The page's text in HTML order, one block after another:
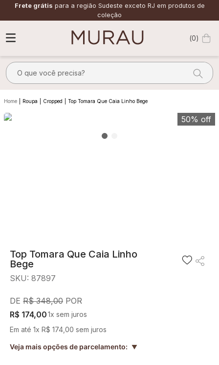
Frete grátis para a região Sudeste exceto RJ em produtos de
coleção
0
O que você precisa?
Roupa Cropped Top Tomara Que Caia Linho Bege
50% off
Top Tomara Que Caia Linho
Bege
SKU: 87897
R$ 348,00
R$ 174,001x sem juros
Em até 1x R$ 174 00 sem juros
Veja mais opções de parcelamento: ▲
10º off white